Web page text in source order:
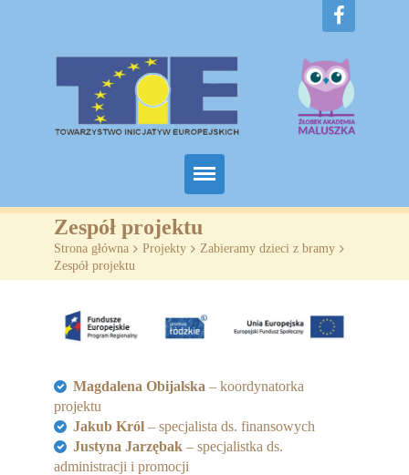
Home
O nas
Żłobki
SZKOLENIA
Partnerzy
Współpraca
Zespół projektu
Strona główna > Projekty > Zabieramy dzieci z bramy >
Zespół projektu
Magdalena Obijalska – koordynatorka
projektu
Jakub Król – specjalista ds. finansowych
Justyna Jarzębak – specjalistka ds.
administracji i promocji